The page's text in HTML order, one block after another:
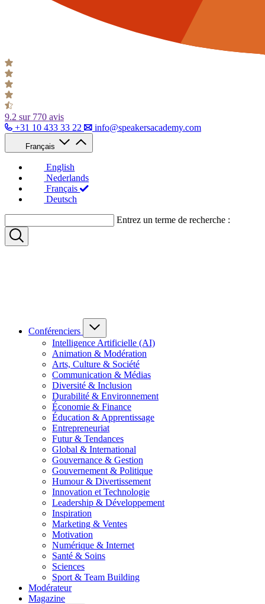
9.2 sur 770 avis
+31 10 433 33 22
info@speakersacademy.com
Français
English
Nederlands
Français
Deutsch
Entrez un terme de recherche :
Conférenciers
Intelligence Artificielle (AI)
Animation & Modération
Arts, Culture & Société
Communication & Médias
Diversité & Inclusion
Durabilité & Environnement
Économie & Finance
Éducation & Apprentissage
Entrepreneuriat
Futur & Tendances
Global & International
Gouvernance & Gestion
Gouvernement & Politique
Humour & Divertissement
Innovation et Technologie
Leadership & Développement
Inspiration
Marketing & Ventes
Motivation
Numérique & Internet
Santé & Soins
Sciences
Sport & Team Building
Modérateur
Magazine